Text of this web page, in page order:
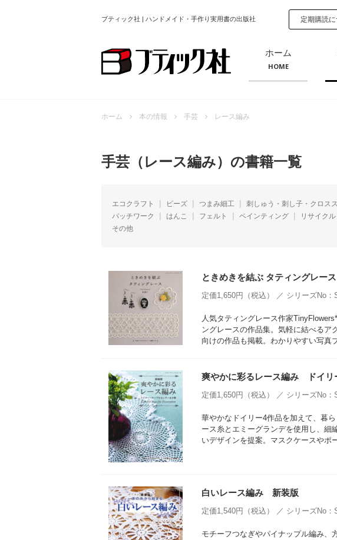
ブティック社 | ハンドメイド・手作り実用書の出版社 定期購読
ホーム
HOME
ホーム 本の情報 手芸 レース編み
手芸（レース編み）の書籍一覧
エコクラフト ビーズ つまみ細工 刺しゅう・刺し子・クロス
パッチワーク
はんこ フェルト ペインティング リサイクル
その他
ときめきを結ぶ タティングレース
定価1,650円（税込） ／ シリーズNo
人気タティングレース作家
ングレースの作品集。気軽に結べるア
向けの作品も掲載。わかりやすい写真
爽やかに彩るレース編み ドイ
定価1,650円（税込） ／ シリーズNo
華やかなドイリー4作品を加えて、暮
ース糸とエミーグランデを使用し、細
いデザインを提案。マスクケースやポ
白いレース編み 新装版
定価1,540円（税込） ／ シリーズNo
モチーフつなぎやパイナップル編み、